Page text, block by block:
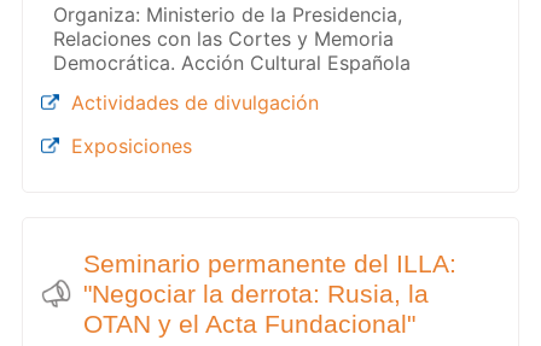
Organiza: Ministerio de la Presidencia,
Relaciones con las Cortes y Memoria
Democrática. Acción Cultural Española
Actividades de divulgación
Exposiciones
Seminario permanente del ILLA:
"Negociar la derrota: Rusia, la
OTAN y el Acta Fundacional"